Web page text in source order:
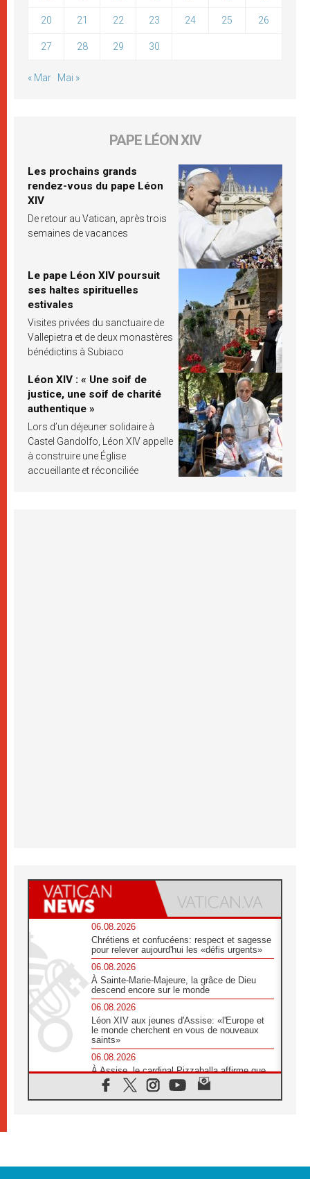
20 21 22 23 24 25 26
27 28 29 30
« Mar Mai »
PAPE LÉON XIV
Les prochains grands
rendez-vous du pape Léon
XIV
De retour au Vatican, après trois
semaines de vacances
Le pape Léon XIV poursuit
ses haltes spirituelles
estivales
Visites privées du sanctuaire de
Vallepietra et de deux monastères
bénédictins à Subiaco
Léon XIV : « Une soif de
justice, une soif de charité
authentique »
Lors d’un déjeuner solidaire à
Castel Gandolfo, Léon XIV appelle
à construire une Église
accueillante et réconciliée
06.08.2026
Chrétiens et confucéens: respect et sagesse
pour relever aujourd'hui les «défis urgents»
06.08.2026
À Sainte-Marie-Majeure, la grâce de Dieu
descend encore sur le monde
06.08.2026
Léon XIV aux jeunes d'Assise: «l'Europe et
le monde cherchent en vous de nouveaux
saints»
06.08.2026
À Assise, le cardinal Pizzaballa affirme que
«les chrétiens veulent la paix»
06.08.2026